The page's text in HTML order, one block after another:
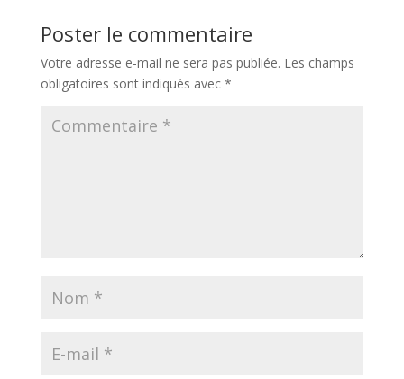
Poster le commentaire
Votre adresse e-mail ne sera pas publiée. Les champs
obligatoires sont indiqués avec *